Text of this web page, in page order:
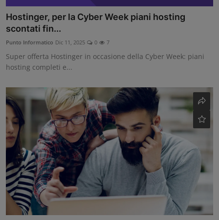
Hostinger, per la Cyber Week piani hosting
scontati fin...
Punto Informatico Dic 11, 2025 0 7
Super offerta Hostinger in occasione della Cyber Week: piani
hosting completi e...